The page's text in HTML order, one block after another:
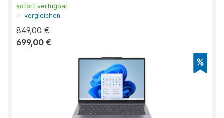
sofort verfügbar
vergleichen
849,00 €
699,00 €